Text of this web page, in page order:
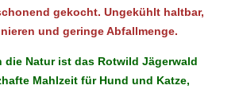
gekocht. Ungekühlt haltbar,
und geringe Abfallmenge.
die Natur ist das Rotwild Jägerwald
Mahlzeit für Hund und Katze,